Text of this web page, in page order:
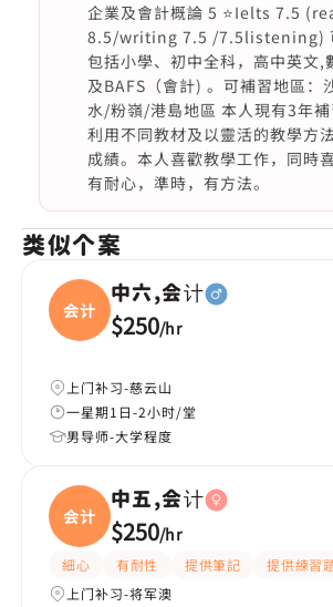
企業及會計概論 5 ⭐️Ielts 7.5
8.5/writing 7.5 /7.5listening)
包括小學、初中全科，高中英文,
及BAFS（會計) 。可補習地區：
水/粉嶺/港島地區 本人現有3年
利用不同教材及以靈活的教學方
成績。本人喜歡教學工作，同時
有耐心，準時，有方法。
类似个案
会计
中六,会计
$250/hr
上门补习-慈云山
一星期1日-2小时/堂
男导师-大学程度
会计
中五,会计
$250/hr
細心 有耐性 提供筆記 提供練習
上门补习-将军澳